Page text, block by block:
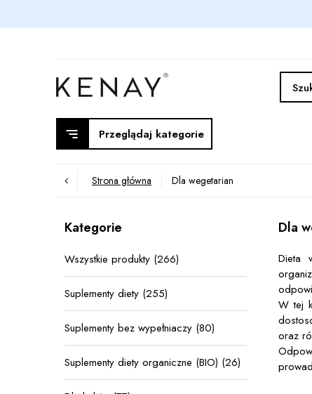
Przeglądaj kategorie
Strona główna Dla wegetarian
Kategorie
Wszystkie produkty (266)
Suplementy diety (255)
Suplementy bez wypełniaczy (80)
Suplementy diety organiczne (BIO) (26)
Dla
Dieta
W tej
oraz